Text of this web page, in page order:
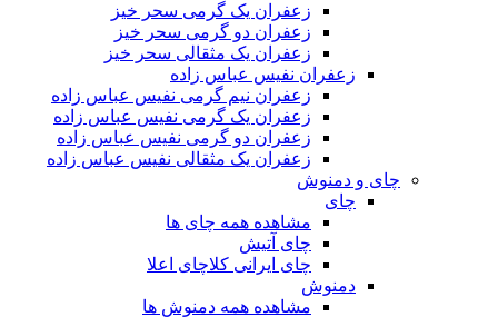
زعفران یک گرمی سحر خیز
زعفران دو گرمی سحر خیز
زعفران یک مثقالی سحر خیز
زعفران نفیس عباس زاده
زعفران نیم گرمی نفیس عباس زاده
زعفران یک گرمی نفیس عباس زاده
زعفران دو گرمی نفیس عباس زاده
زعفران یک مثقالی نفیس عباس زاده
چای و دمنوش
چای
مشاهده همه چای ها
چای آتیش
چای ایرانی کلاچای اعلا
دمنوش
مشاهده همه دمنوش ها